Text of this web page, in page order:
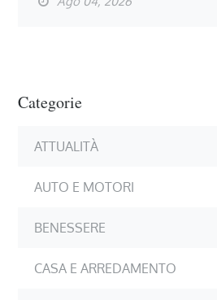
Categorie
ATTUALITÀ
AUTO E MOTORI
BENESSERE
CASA E ARREDAMENTO